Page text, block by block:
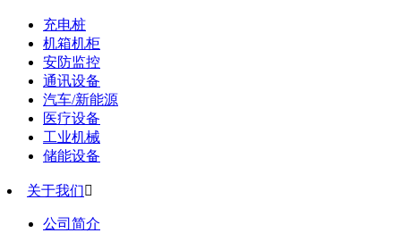
充电桩
机箱机柜
安防监控
通讯设备
汽车/新能源
医疗设备
工业机械
储能设备
关于我们
公司简介